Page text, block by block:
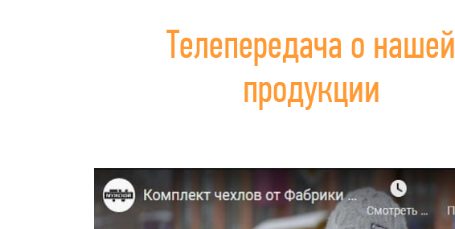
Телепередача о нашей
продукции